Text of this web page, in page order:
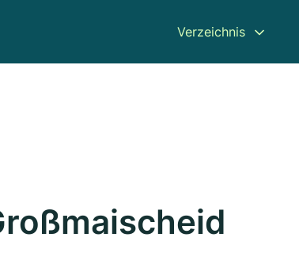
Verzeichnis